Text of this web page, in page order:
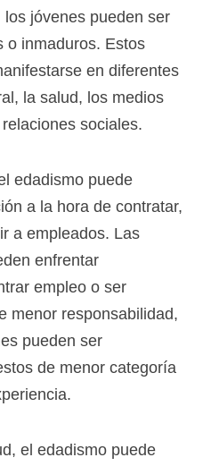
jóvenes pueden ser
o inmaduros. Estos
en diferentes
la salud, los medios
sociales.
edadismo puede
a la hora de contratar,
a empleados. Las
enfrentar
empleo o ser
menor responsabilidad,
pueden ser
de menor categoría
el edadismo puede